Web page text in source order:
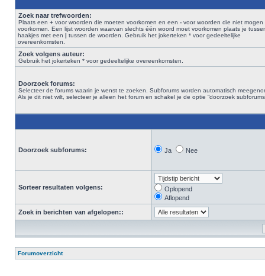
Zoek naar trefwoorden:
Plaats een + voor woorden die moeten voorkomen en een - voor woorden die niet mogen
voorkomen. Een lijst woorden waarvan slechts één woord moet voorkomen plaats je
haakjes met een | tussen de woorden. Gebruik het jokerteken * voor gedeeltelijke
overeenkomsten.
Zoek volgens auteur:
Gebruik het jokerteken * voor gedeeltelijke overeenkomsten.
Doorzoek forums:
Selecteer de forums waarin je wenst te zoeken. Subforums worden automatisch
Als je dit niet wilt, selecteer je alleen het forum en schakel je de optie “doorzoek
Doorzoek subforums: Ja Nee
Sorteer resultaten volgens:
Oplopend
Aflopend
Zoek in berichten van afgelopen::
Forumoverzicht